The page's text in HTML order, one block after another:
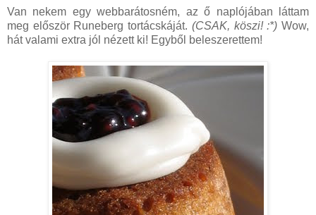
Van nekem egy webbarátosném, az ő naplójában láttam
meg először Runeberg tortácskáját. (CSAK, köszi! :*) Wow,
hát valami extra jól nézett ki! Egyből beleszerettem!